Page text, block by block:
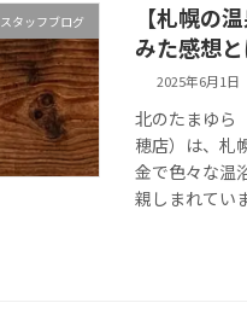
スタッフブログ
【札幌の
みた感想と
2025年6月1日
北のたまゆら
穂店）は、札
金で色々な温
親しまれてい